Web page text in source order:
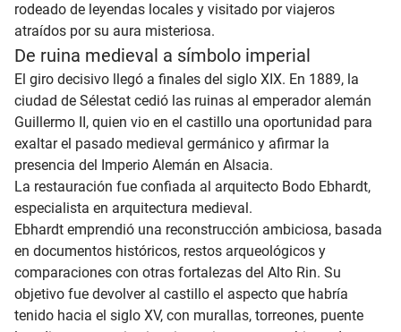
rodeado de leyendas locales y visitado por viajeros
atraídos por su aura misteriosa.
De ruina medieval a símbolo imperial
El giro decisivo llegó a finales del siglo XIX. En 1889, la
ciudad de Sélestat cedió las ruinas al emperador alemán
Guillermo II, quien vio en el castillo una oportunidad para
exaltar el pasado medieval germánico y afirmar la
presencia del Imperio Alemán en Alsacia.
La restauración fue confiada al arquitecto Bodo Ebhardt,
especialista en arquitectura medieval.
Ebhardt emprendió una reconstrucción ambiciosa, basada
en documentos históricos, restos arqueológicos y
comparaciones con otras fortalezas del Alto Rin. Su
objetivo fue devolver al castillo el aspecto que habría
tenido hacia el siglo XV, con murallas, torreones, puente